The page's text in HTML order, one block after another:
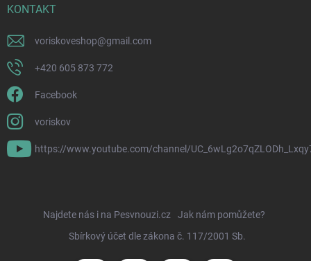
KONTAKT
voriskoveshop@gmail.com
+420 605 873 772
Facebook
voriskov
https://www.youtube.com/channel/
Najdete nás i na Pesvnouzi.cz
Jak nám pomůžete?
Sbírkový účet dle zákona č. 117/2001 Sb.